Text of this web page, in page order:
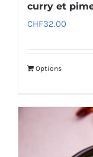
curry et
CHF32.00
Options